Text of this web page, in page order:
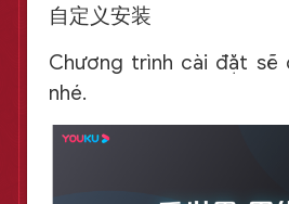
自定义安装
Chương trình cài đặt sẽ
nhé.